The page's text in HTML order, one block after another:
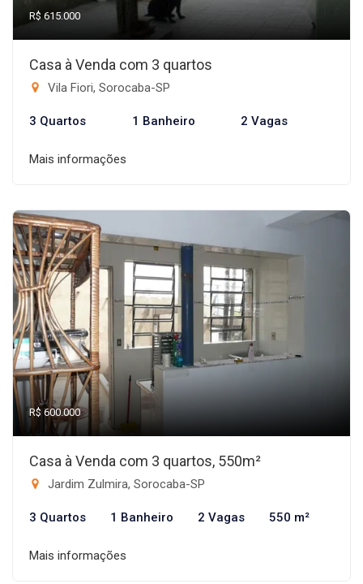
R$ 615.000
Casa à Venda com 3 quartos
Vila Fiori, Sorocaba-SP
3 Quartos 1 Banheiro 2 Vagas
Mais informações
R$ 600.000
Casa à Venda com 3 quartos, 550m²
Jardim Zulmira, Sorocaba-SP
3 Quartos 1 Banheiro 2 Vagas 550 m²
Mais informações